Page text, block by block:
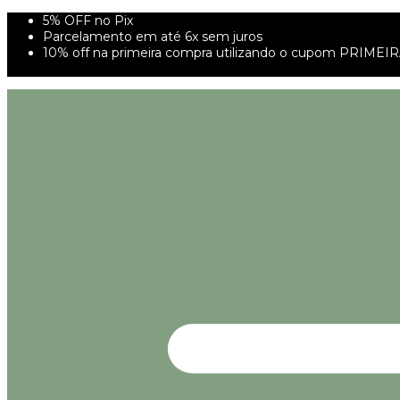
5% OFF no Pix
Parcelamento em até 6x sem juros
10% off na primeira compra utilizando o cupom